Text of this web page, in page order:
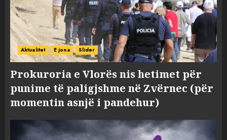
Aktualitet E jona Slider
Prokuroria e Vlorës nis hetimet për
punime të paligjshme në Zvërnec (për
momentin asnjë i pandehur)